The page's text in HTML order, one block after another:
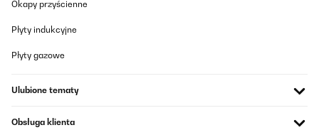
Tłumacz
22/12/2024
Okapy przyścienne
Płyty indukcyjne
Płyty gazowe
Ulubione tematy
Obsługa klienta